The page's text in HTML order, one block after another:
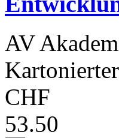
AV
CHF
53.50